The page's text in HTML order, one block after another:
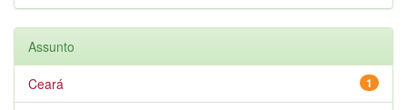
Assunto
1
Ceará